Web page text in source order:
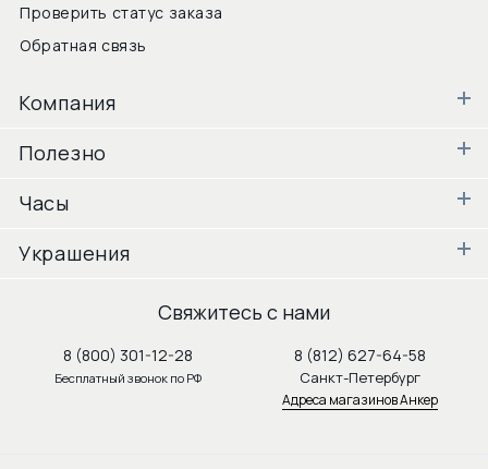
Проверить статус заказа
Обратная связь
Компания
Полезно
Часы
Украшения
Свяжитесь с нами
8 (800) 301-12-28
Бесплатный звонок по РФ
8 (812) 627-64-58
Санкт-Петербург
Адреса магазинов Анкер